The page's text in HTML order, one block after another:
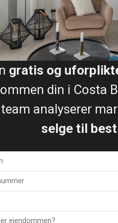
Be om min gratis
din lokale
gratis og
din i Costa
analyserer
selge til